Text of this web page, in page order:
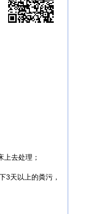
去处理；
3天以上的粪污，